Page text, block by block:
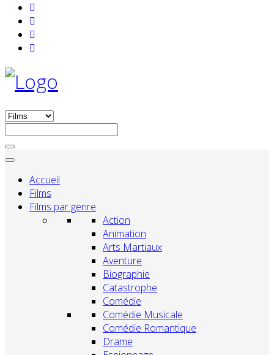
Accueil
Films
Films par genre
Action
Animation
Arts Martiaux
Aventure
Biographie
Catastrophe
Comédie
Comédie Musicale
Comédie Romantique
Drame